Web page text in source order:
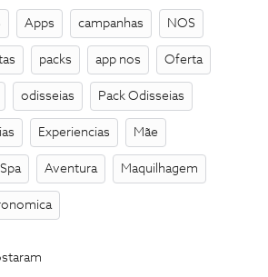
Apps campanhas NOS
packs app nos Oferta
odisseias Pack Odisseias
Experiencias Mãe
Spa Aventura Maquilhagem